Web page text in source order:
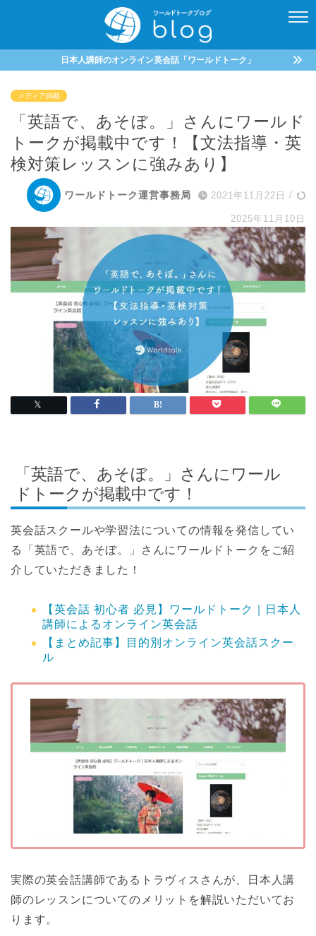
日本人講師のオンライン英会話「ワールドトーク」
メディア掲載
「英語で、あそぼ。」さんにワールド
トークが掲載中です！【文法指導・英
検対策レッスンに強みあり】
ワールドトーク運営事務局 2021年11月22日 /
2025年11月10日
「英語で、あそぼ。」さんにワール
ドトークが掲載中です！
英会話スクールや学習法についての情報を発信してい
る「英語で、あそぼ。」さんにワールドトークをご紹
介していただきました！
【英会話 初心者 必見】ワールドトーク｜日本人
講師によるオンライン英会話
【まとめ記事】目的別オンライン英会話スクー
ル
実際の英会話講師であるトラヴィスさんが、日本人講
師のレッスンについてのメリットを解説いただいてお
ります。